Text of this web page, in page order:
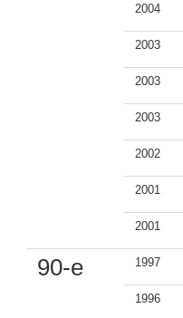
2004
2003
2003
2003
2002
2001
2001
90-е 1997
1996